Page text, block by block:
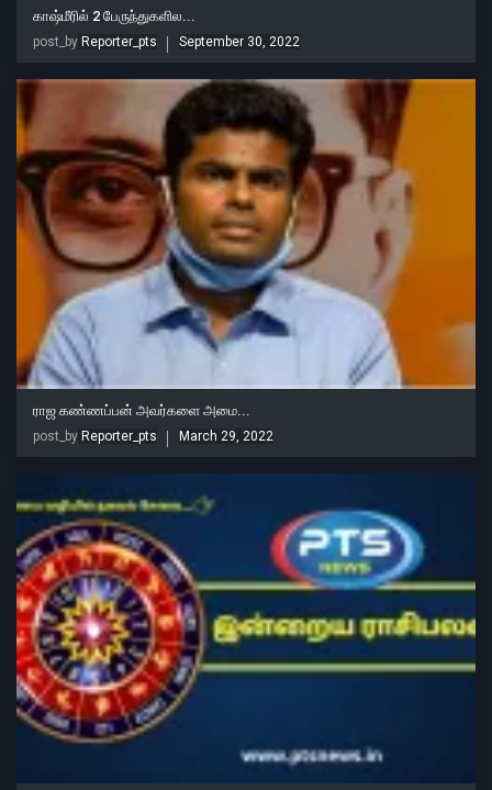
காஷ்மீரில் 2 பேருந்துகளில...
post_by Reporter_pts September 30, 2022
ராஜ கண்ணப்பன் அவர்களை அமை...
post_by Reporter_pts March 29, 2022